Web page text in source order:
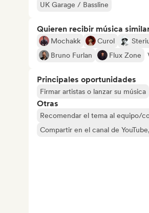
UK Garage / Bassline
Quieren recibir música
Mochakk Curol
Bruno Furlan
Flux Zone
Principales oportunidades
Firmar artistas o lanzar su música
Otras
Recomendar el tema al equipo/
Compartir en el canal de